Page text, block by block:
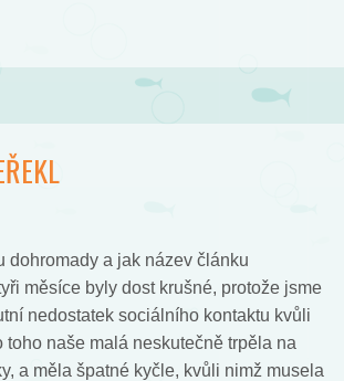
dohromady a jak název článku
měsíce byly dost krušné, protože jsme
nedostatek sociálního kontaktu kvůli
naše malá neskutečně trpěla na
a měla špatné kyčle, kvůli nimž musela